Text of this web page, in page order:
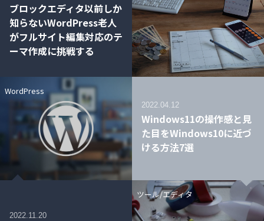
ブロックエディタ以前しか
知らないWordPress老人
がフルサイト編集対応のテ
ーマ作成に挑戦する
WordPress
2022.11.20
ツール/エディタ
2022.04.12
Windows11の操作感と見
た目をWindows10に近づ
ける方法7選